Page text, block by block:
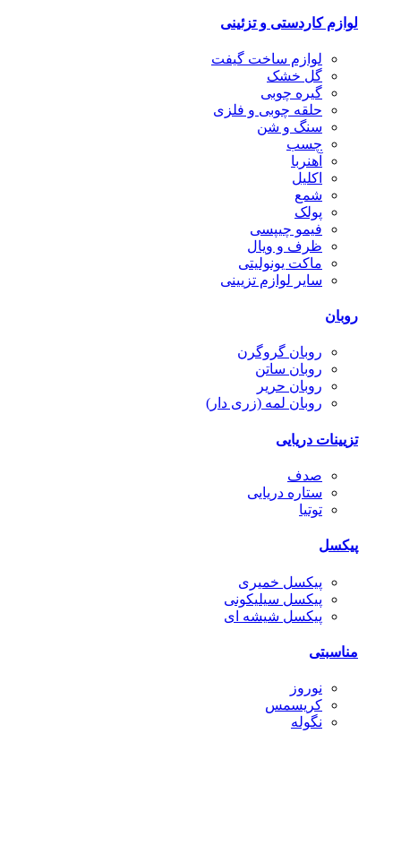
لوازم کاردستی و تزئینی
لوازم ساخت گیفت
گل خشک
گیره چوبی
حلقه چوبی و فلزی
سنگ و شن
چسب
آهنربا
اکلیل
شمع
پولک
فیمو چیپسی
ظرف و ویال
ماکت یونولیتی
سایر لوازم تزیینی
روبان
روبان گروگرن
روبان ساتن
روبان حریر
روبان لمه (زری دار)
تزیینات دریایی
صدف
ستاره دریایی
توتیا
پیکسل
پیکسل خمیری
پیکسل سیلیکونی
پیکسل شیشه ای
مناسبتی
نوروز
کریسمس
نگوله